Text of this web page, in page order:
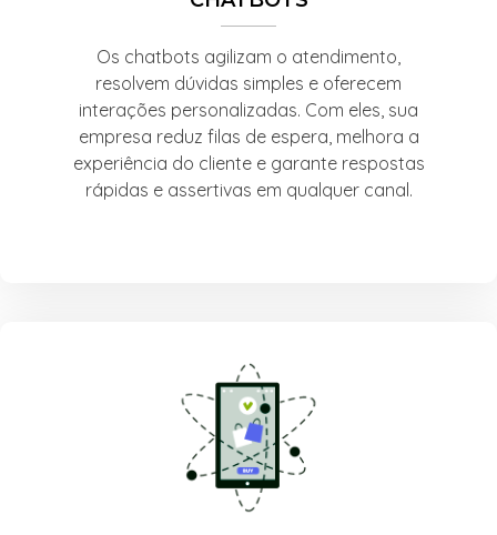
Os chatbots agilizam o atendimento,
resolvem dúvidas simples e oferecem
interações personalizadas. Com eles, sua
empresa reduz filas de espera, melhora a
experiência do cliente e garante respostas
rápidas e assertivas em qualquer canal.